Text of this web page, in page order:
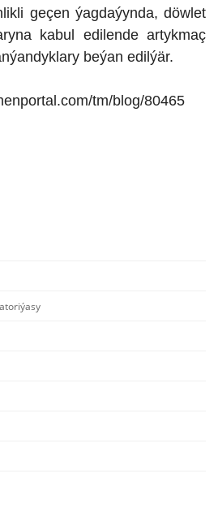
geçen ýagdaýynda, döwlet
kabul edilende artykmaç
beýan edilýär.
tm/blog/80465